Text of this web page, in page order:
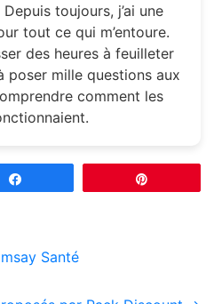
Depuis toujours, j’ai une
tout ce qui m’entoure.
des heures à feuilleter
poser mille questions aux
comment les
Santé